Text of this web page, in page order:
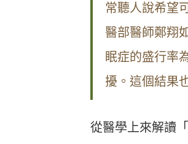
常聽人說希望
醫部醫師鄭翔
眠症的盛行率
擾。這個結果
從醫學上來解讀